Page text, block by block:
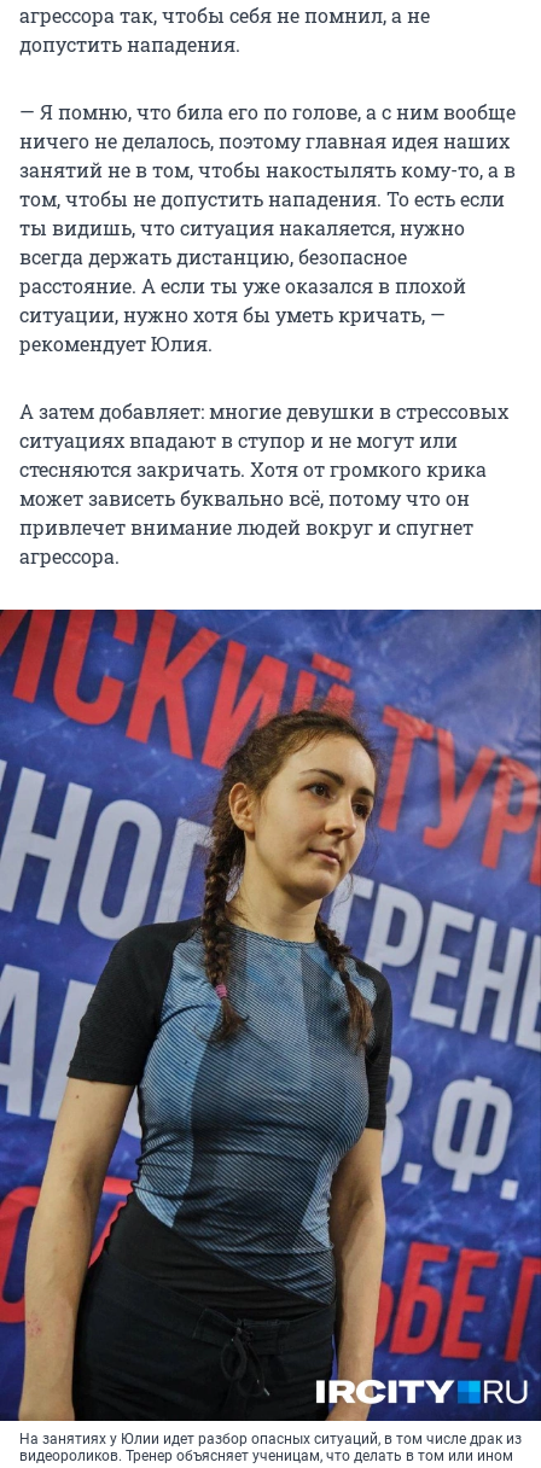
агрессора так, чтобы себя не помнил, а не
допустить нападения.
— Я помню, что била его по голове, а с ним вообще
ничего не делалось, поэтому главная идея наших
занятий не в том, чтобы накостылять кому-то, а в
том, чтобы не допустить нападения. То есть если
ты видишь, что ситуация накаляется, нужно
всегда держать дистанцию, безопасное
расстояние. А если ты уже оказался в плохой
ситуации, нужно хотя бы уметь кричать, —
рекомендует Юлия.
А затем добавляет: многие девушки в стрессовых
ситуациях впадают в ступор и не могут или
стесняются закричать. Хотя от громкого крика
может зависеть буквально всё, потому что он
привлечет внимание людей вокруг и спугнет
агрессора.
На занятиях у Юлии идет разбор опасных ситуаций, в том числе драк из
видеороликов. Тренер объясняет ученицам, что делать в том или ином